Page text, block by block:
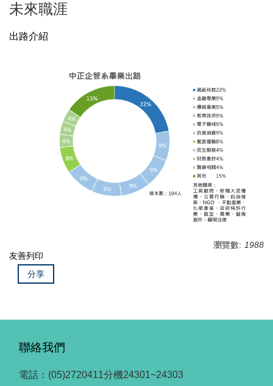
未來職涯
出路介紹
瀏覽數: 1988
友善列印
分享
聯絡我們
電話：(05)2720411分機24301~24303